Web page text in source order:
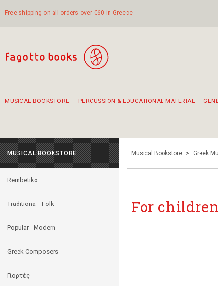
Free shipping on all orders over €60 in Greece
MUSICAL BOOKSTORE PERCUSSION & EDUCATIONAL MATERIAL
MUSICAL BOOKSTORE
Rembetiko
Traditional - Folk
Popular - Modern
Greek Composers
Γιορτές
Musical Bookstore > Greek
For